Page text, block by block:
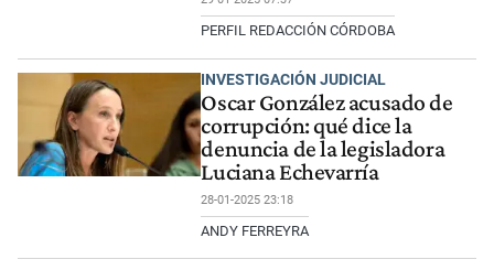
PERFIL REDACCIÓN CÓRDOBA
INVESTIGACIÓN JUDICIAL
Oscar González acusado de
corrupción: qué dice la
denuncia de la legisladora
Luciana Echevarría
28-01-2025 23:18
ANDY FERREYRA